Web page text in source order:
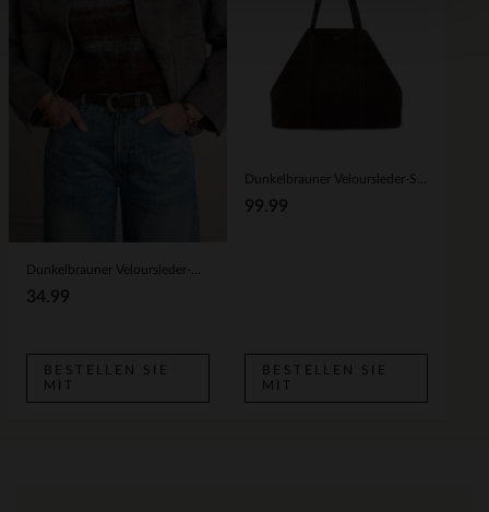
34.99
BESTELLEN SIE
MIT
99.99
BESTELLEN SIE
MIT